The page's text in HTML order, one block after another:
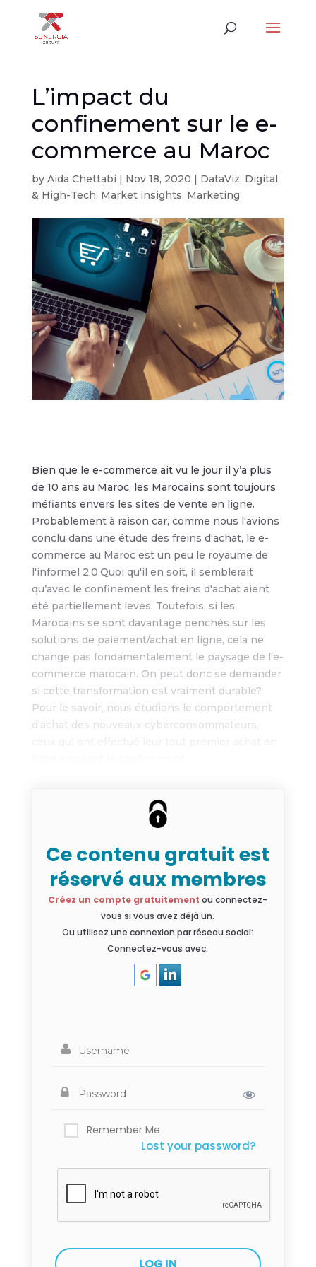
L’impact du
confinement sur le e-
commerce au Maroc
by Aida Chettabi | Nov 18, 2020 | DataViz, Digital
& High-Tech, Market insights, Marketing
Bien que le e-commerce ait vu le jour il y’a plus
de 10 ans au Maroc, les Marocains sont toujours
méfiants envers les sites de vente en ligne.
Probablement à raison car, comme nous l'avions
conclu dans une étude des freins d'achat, le e-
commerce au Maroc est un peu le royaume de
l'informel 2.0.Quoi qu'il en soit, il semblerait
qu’avec le confinement les freins d'achat aient
été partiellement levés. Toutefois, si les
Marocains se sont davantage penchés sur les
solutions de paiement/achat en ligne, cela ne
change pas fondamentalement le paysage de l'e-
commerce marocain. On peut donc se demander
si cette transformation est vraiment durable?
Pour le savoir, nous étudions le comportement
d'achat des nouveaux cyberconsommateurs,
Ce contenu gratuit est
réservé aux membres
Créez un compte gratuitement ou connectez-
vous si vous avez déjà un.
Ou utilisez une connexion par réseau social:
Connectez-vous avec:
Remember Me
Lost your password?